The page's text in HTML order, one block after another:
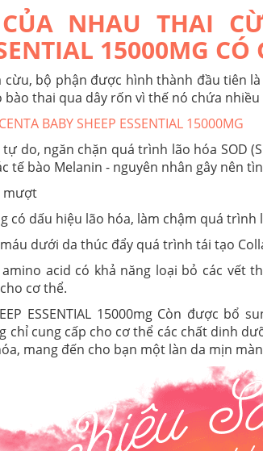
NHAU THAI
15000MG CÓ
bộ phận được hình thành đầu tiên
thai qua dây rốn vì thế nó chứa
BABY SHEEP ESSENTIAL 15000MG
tự do, ngăn chặn quá trình lão hóa SOD
tế bào Melanin - nguyên nhân gây nên
mượt
có dấu hiệu lão hóa, làm chậm quá trình
dưới da thúc đẩy quá trình tái tạo
acid có khả năng loại bỏ các vết
cơ thể.
ESSENTIAL 15000mg Còn được
chỉ cung cấp cho cơ thể các chất dinh
mang đến cho bạn một làn da mịn